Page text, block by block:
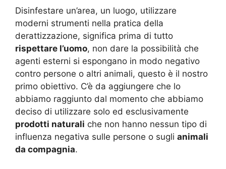
Disinfestare un’area, un luogo, utilizzare
moderni strumenti nella pratica della
derattizzazione, significa prima di tutto
rispettare l’uomo, non dare la possibilità che
agenti esterni si espongano in modo negativo
contro persone o altri animali, questo è il nostro
primo obiettivo. C’è da aggiungere che lo
abbiamo raggiunto dal momento che abbiamo
deciso di utilizzare solo ed esclusivamente
prodotti naturali che non hanno nessun tipo di
influenza negativa sulle persone o sugli animali
da compagnia.